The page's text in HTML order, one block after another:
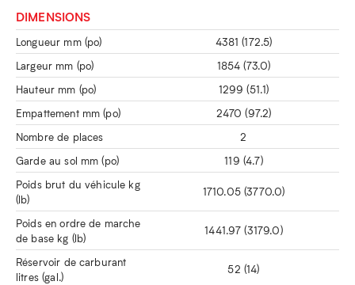
DIMENSIONS
Longueur mm (po)
4381 (172.5)
Largeur mm (po)
1854 (73.0)
Hauteur mm (po)
1299 (51.1)
Empattement mm (po)
2470 (97.2)
Nombre de places
2
Garde au sol mm (po)
119 (4.7)
Poids brut du véhicule kg
(lb)
1710.05 (3770.0)
Poids en ordre de marche
de base kg (lb)
1441.97 (3179.0)
Réservoir de carburant
litres (gal.)
52 (14)